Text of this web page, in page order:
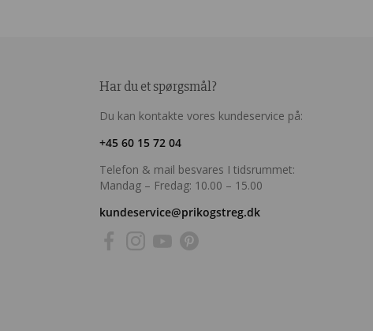
Har du et spørgsmål?
Du kan kontakte vores kundeservice på:
+45 60 15 72 04
Telefon & mail besvares I tidsrummet:
Mandag – Fredag: 10.00 – 15.00
kundeservice@prikogstreg.dk